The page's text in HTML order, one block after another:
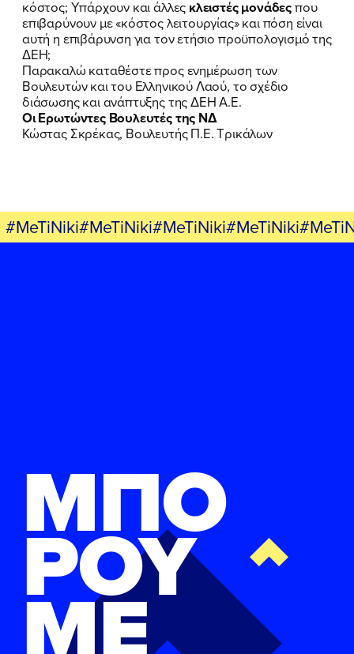
κόστος; Υπάρχουν και άλλες κλειστές μονάδεςπου
επιβαρύνουν με «κόστος λειτουργίας» και πόση είναι
αυτή η επιβάρυνση για τον ετήσιο προϋπολογισμό της
ΔΕΗ;
Παρακαλώ καταθέστε προς ενημέρωση των
Βουλευτών και του Ελληνικού Λαού, το σχέδιο
διάσωσης και ανάπτυξης της ΔΕΗ Α.Ε.
Οι Ερωτώντες Βουλευτές της ΝΔ
Κώστας Σκρέκας, Βουλευτής Π.Ε. Τρικάλων
ΜΠΟ
ΡΟΥ